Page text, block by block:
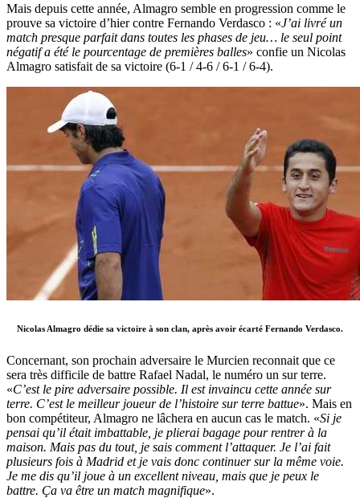
Mais depuis cette année, Almagro semble en progression comme le
prouve sa victoire d’hier contre Fernando Verdasco : «J’ai livré un
match presque parfait dans toutes les phases de jeu… le seul point
négatif a été le pourcentage de premières balles» confie un Nicolas
Almagro satisfait de sa victoire (6-1 / 4-6 / 6-1 / 6-4).
Nicolas Almagro dédie sa victoire à son clan, après avoir écarté Fernando Verdasco.
Concernant, son prochain adversaire le Murcien reconnait que ce
sera très difficile de battre Rafael Nadal, le numéro un sur terre.
«C’est le pire adversaire possible. Il est invaincu cette année sur
terre. C’est le meilleur joueur de l’histoire sur terre battue». Mais en
bon compétiteur, Almagro ne lâchera en aucun cas le match. «Si je
pensai qu’il était imbattable, je plierai bagage pour rentrer à la
maison. Mais pas du tout, je sais comment l’attaquer. Je l’ai fait
plusieurs fois à Madrid et je vais donc continuer sur la même voie.
Je me dis qu’il joue à un excellent niveau, mais que je peux le
battre. Ça va être un match magnifique».